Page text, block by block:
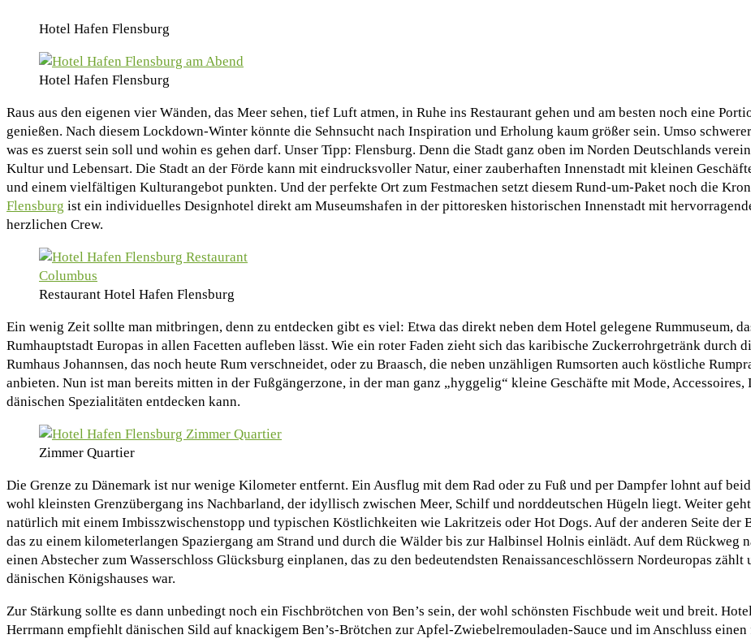
Hotel Hafen Flensburg
Hotel Hafen Flensburg
Raus aus den eigenen vier Wänden, das Meer sehen, tief Luft atmen, in Ruhe ins Restaurant gehen und am besten noch eine
genießen. Nach diesem Lockdown-Winter könnte die Sehnsucht nach Inspiration und Erholung kaum größer sein. Umso
was es zuerst sein soll und wohin es gehen darf. Unser Tipp: Flensburg. Denn die Stadt ganz oben im Norden Deutschlands
Kultur und Lebensart. Die Stadt an der Förde kann mit eindrucksvoller Natur, einer zauberhaften Innenstadt mit kleinen
und einem vielfältigen Kulturangebot punkten. Und der perfekte Ort zum Festmachen setzt diesem Rund-um-Paket noch die
Flensburg ist ein individuelles Designhotel direkt am Museumshafen in der pittoresken historischen Innenstadt mit
herzlichen Crew.
Restaurant Hotel Hafen Flensburg
Ein wenig Zeit sollte man mitbringen, denn zu entdecken gibt es viel: Etwa das direkt neben dem Hotel gelegene Rummuseum,
Rumhauptstadt Europas in allen Facetten aufleben lässt. Wie ein roter Faden zieht sich das karibische Zuckerrohrgetränk durch
Rumhaus Johannsen, das noch heute Rum verschneidet, oder zu Braasch, die neben unzähligen Rumsorten auch köstliche
anbieten. Nun ist man bereits mitten in der Fußgängerzone, in der man ganz „hyggelig“ kleine Geschäfte mit Mode,
dänischen Spezialitäten entdecken kann.
Zimmer Quartier
Die Grenze zu Dänemark ist nur wenige Kilometer entfernt. Ein Ausflug mit dem Rad oder zu Fuß und per Dampfer lohnt auf
wohl kleinsten Grenzübergang ins Nachbarland, der idyllisch zwischen Meer, Schilf und norddeutschen Hügeln liegt. Weiter
natürlich mit einem Imbisszwischenstopp und typischen Köstlichkeiten wie Lakritzeis oder Hot Dogs. Auf der anderen Seite der
das zu einem kilometerlangen Spaziergang am Strand und durch die Wälder bis zur Halbinsel Holnis einlädt. Auf dem Rückweg
einen Abstecher zum Wasserschloss Glücksburg einplanen, das zu den bedeutendsten Renaissanceschlössern Nordeuropas zählt
dänischen Königshauses war.
Zur Stärkung sollte es dann unbedingt noch ein Fischbrötchen von Ben’s sein, der wohl schönsten Fischbude weit und breit.
Herrmann empfiehlt dänischen Sild auf knackigem Ben’s-Brötchen zur Apfel-Zwiebelremouladen-Sauce und im Anschluss